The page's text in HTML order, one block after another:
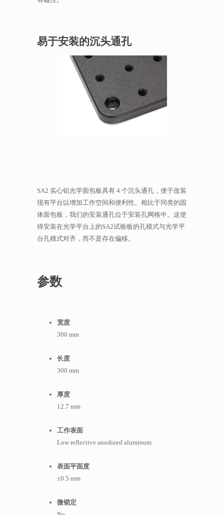
易于安装的沉头通孔
SA2 实心铝光学面包板具有 4 个沉头通孔，便于改装
现有平台以增加工作空间和便利性。相比于同类的固
体面包板，我们的安装通孔位于安装孔网格中。这使
得安装在光学平台上的SA2试验板的孔模式与光学平
台孔模式对齐，而不是存在偏移。
参数
宽度
300 mm
长度
300 mm
厚度
12.7 mm
工作表面
Low reflective anodized aluminum
表面平面度
±0.5 mm
微锁定